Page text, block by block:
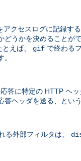
クセスログに記録す
うかを決めることが
えば、 gif で終わる
答に特定の HTTP ヘ
ヘッダを送る、とい
る外部フィルタは、